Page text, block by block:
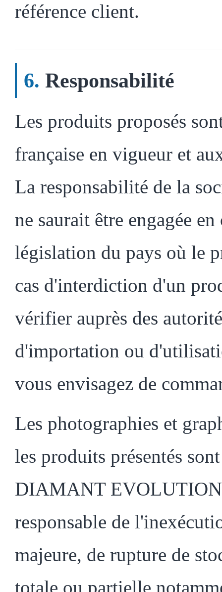
référence client.
Responsabilité
Les produits proposés
française en vigueur et
La responsabilité de la
ne saurait être engagée
législation du pays où le
cas d'interdiction d'un
vérifier auprès des
d'importation ou
vous envisagez de
Les photographies et
les produits présentés
DIAMANT EVOLUTION
responsable de
majeure, de rupture de
totale ou partielle